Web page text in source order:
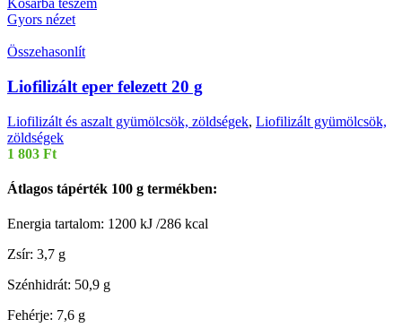
Kosárba teszem
Gyors nézet
Összehasonlít
Liofilizált eper felezett 20 g
Liofilizált és aszalt gyümölcsök, zöldségek, Liofilizált gyümölcsök,
zöldségek
1 803 Ft
Átlagos tápérték 100 g termékben:
Energia tartalom: 1200 kJ /286 kcal
Zsír: 3,7 g
Szénhidrát: 50,9 g
Fehérje: 7,6 g